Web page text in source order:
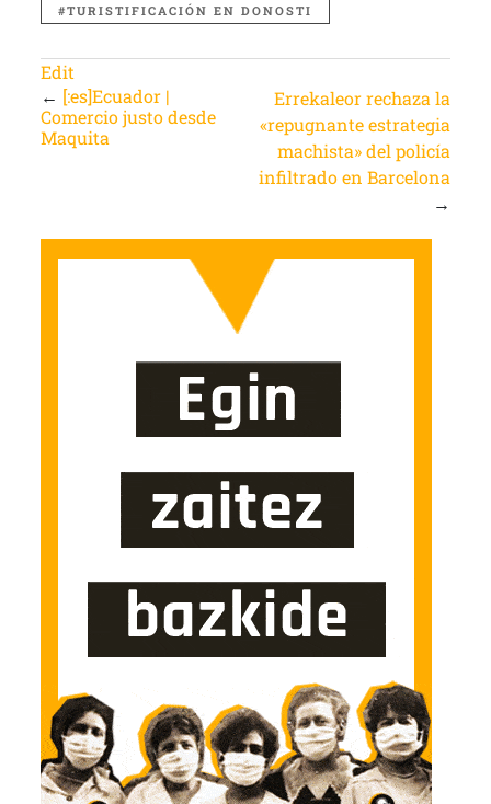
TURISTIFICACIÓN EN DONOSTI
Edit
← [:es]Ecuador |
Comercio justo desde
Maquita
Errekaleor rechaza la
«repugnante estrategia
machista» del policía
infiltrado en Barcelona
→